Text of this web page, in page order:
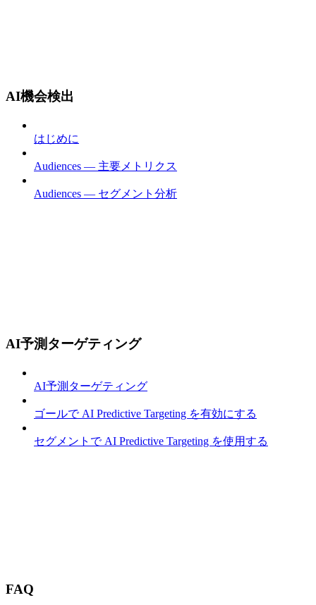
AI機会検出
はじめに
Audiences — 主要メトリクス
Audiences — セグメント分析
AI予測ターゲティング
AI予測ターゲティング
ゴールで AI Predictive Targeting を有効にする
セグメントで AI Predictive Targeting を使用する
FAQ